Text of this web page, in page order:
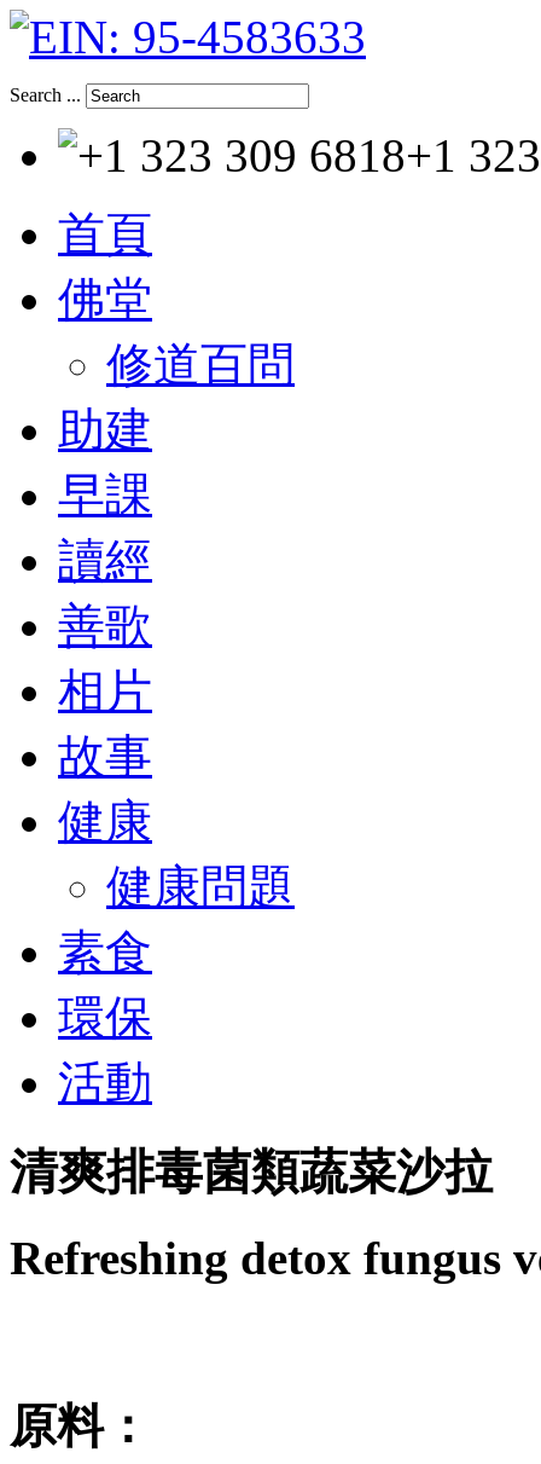
Search ...
+1
首頁
佛堂
修道百問
助建
早課
讀經
善歌
相片
故事
健康
健康問題
素食
環保
活動
清爽排毒菌類蔬菜沙拉
Refreshing detox fungus
原料：